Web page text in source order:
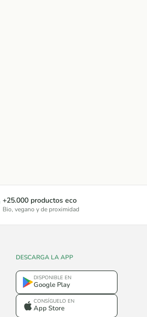
+25.000 productos eco
Bio, vegano y de proximidad
DESCARGA LA APP
DISPONIBLE EN
Google Play
CONSÍGUELO EN
App Store